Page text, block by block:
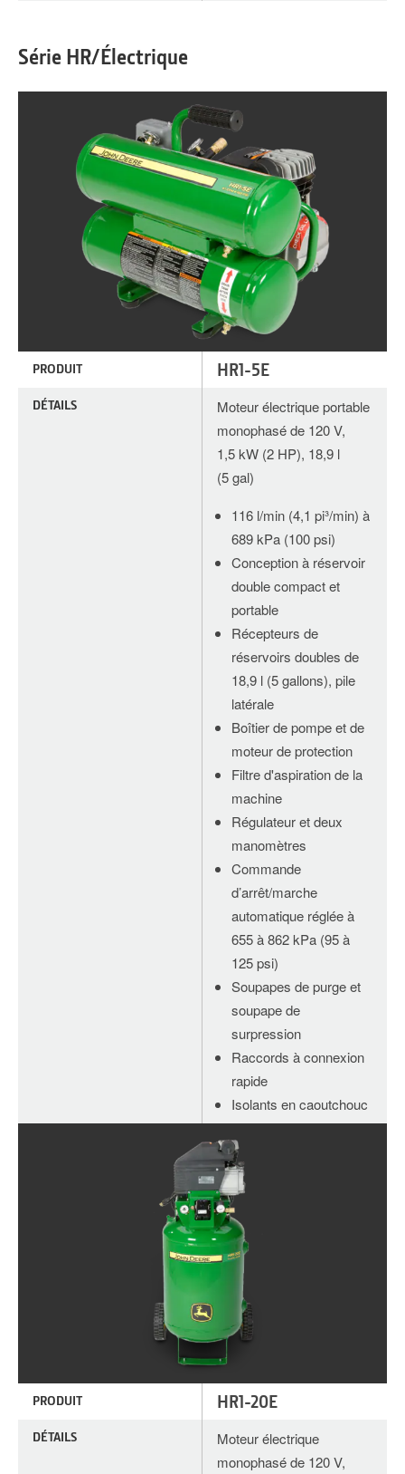
Série HR/Électrique
PRODUIT HR1-5E
DÉTAILS
Moteur électrique portable
monophasé de 120 V,
1,5 kW (2 HP), 18,9 l
(5 gal)
116 l/min (4,1 pi³/min) à
689 kPa (100 psi)
Conception à réservoir
double compact et
portable
Récepteurs de
réservoirs doubles de
18,9 l (5 gallons), pile
latérale
Boîtier de pompe et de
moteur de protection
Filtre d'aspiration de la
machine
Régulateur et deux
manomètres
Commande
d’arrêt/marche
automatique réglée à
655 à 862 kPa (95 à
125 psi)
Soupapes de purge et
soupape de
surpression
Raccords à connexion
rapide
Isolants en caoutchouc
PRODUIT HR1-20E
DÉTAILS
Moteur électrique
monophasé de 120 V,